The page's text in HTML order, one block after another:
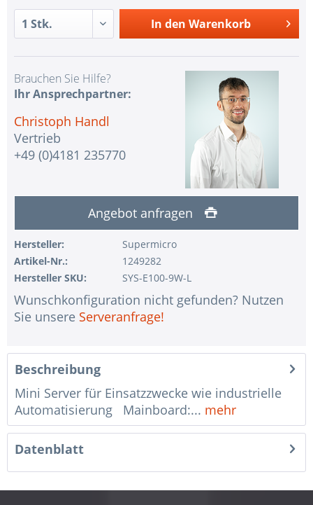
In den Warenkorb
Brauchen Sie Hilfe?
Ihr Ansprechpartner:
Christoph Handl
Vertrieb
+49 (0)4181 235770
Angebot anfragen
Hersteller:
Supermicro
Artikel-Nr.:
1249282
Hersteller SKU:
SYS-E100-9W-L
Wunschkonfiguration nicht gefunden? Nutzen
Sie unsere Serveranfrage!
Beschreibung
Mini Server für Einsatzzwecke wie industrielle
Automatisierung Mainboard:... mehr
Datenblatt